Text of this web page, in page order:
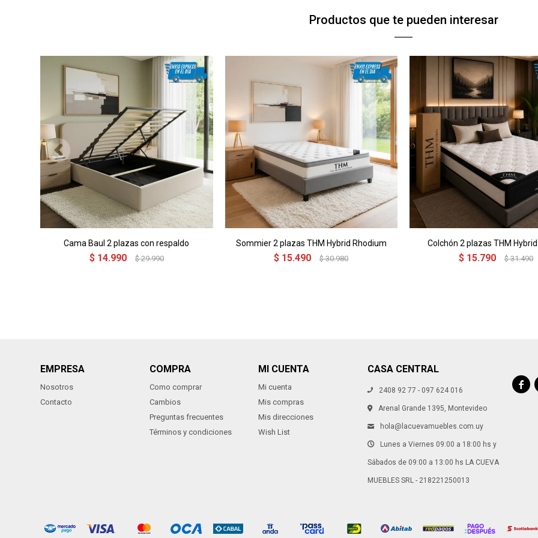
Productos que te pueden interesar
Cama Baul 2 plazas con respaldo
$ 14.990 $ 29.990
Sommier 2 plazas THM Hybrid Rhodium
$ 15.490 $ 30.980
Colchón 2 plazas THM
$ 15.790 $ 31.490
EMPRESA
Nosotros
Contacto
COMPRA
Como comprar
Cambios
Preguntas frecuentes
Términos y condiciones
MI CUENTA
Mi cuenta
Mis compras
Mis direcciones
Wish List
CASA CENTRAL
2408 92 77 - 097 624 016
Arenal Grande 1395, Montevideo
hola@lacuevamuebles.com.uy
Lunes a Viernes 09:00 a 18:00 hs y
Sábados de 09:00 a 13:00 hs LA CUEVA
MUEBLES SRL - 218221250013
